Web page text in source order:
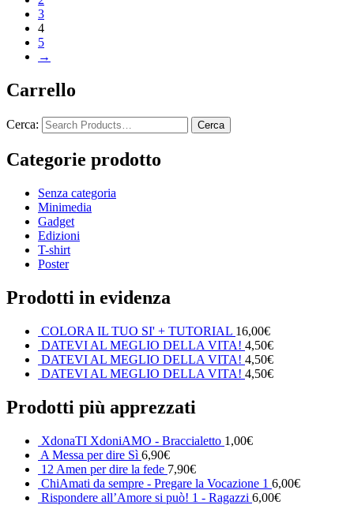
3
4
5
→
Carrello
Cerca:
Categorie prodotto
Senza categoria
Minimedia
Gadget
Edizioni
T-shirt
Poster
Prodotti in evidenza
COLORA IL TUO SI' + TUTORIAL 16,00€
DATEVI AL MEGLIO DELLA VITA! 4,50€
DATEVI AL MEGLIO DELLA VITA! 4,50€
DATEVI AL MEGLIO DELLA VITA! 4,50€
Prodotti più apprezzati
XdonaTI XdoniAMO - Braccialetto 1,00€
A Messa per dire Sì 6,90€
12 Amen per dire la fede 7,90€
ChiAmati da sempre - Pregare la Vocazione 1 6,00€
Rispondere all’Amore si può! 1 - Ragazzi 6,00€